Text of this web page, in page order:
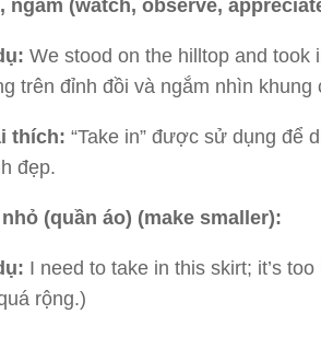
ngắm (watch, observe,
We stood on the hilltop and took
trên đỉnh đồi và ngắm nhìn khung
thích: “Take in” được sử dụng để
đẹp.
(quần áo) (make smaller):
I need to take in this skirt; it’s
rộng.)